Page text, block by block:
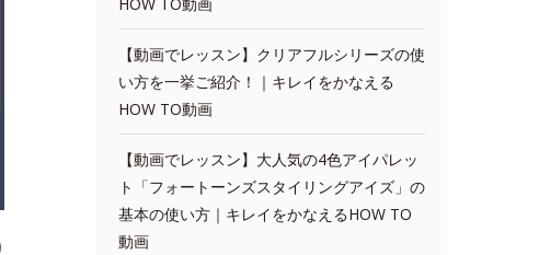
【動画でレッスン】クリアフルシリーズの使
い方を一挙ご紹介！｜キレイをかなえる
HOW TO動画
【動画でレッスン】大人気の4色アイパレッ
ト「フォートーンズスタイリングアイズ」の
基本の使い方｜キレイをかなえるHOW TO
動画